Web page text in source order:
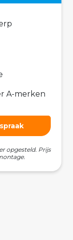
A-merken
opgesteld. Prijs